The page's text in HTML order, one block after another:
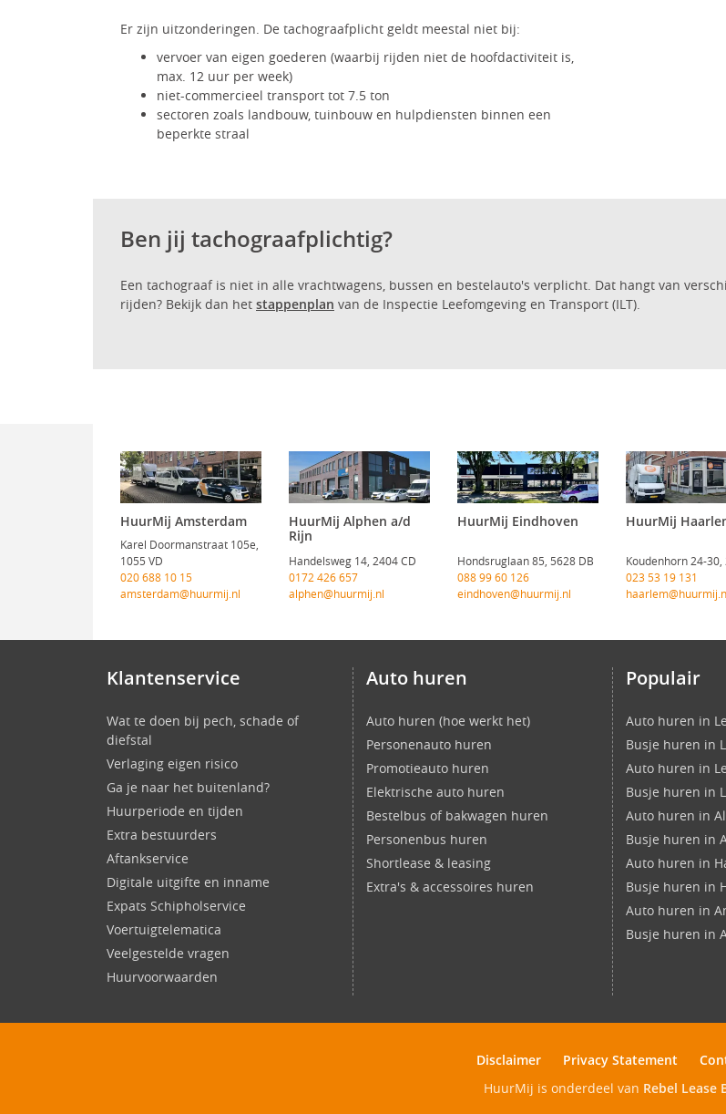
Er zijn uitzonderingen. De tachograafplicht geldt meestal niet bij:
vervoer van eigen goederen (waarbij rijden niet de hoofdactiviteit is,
max. 12 uur per week)
niet-commercieel transport tot 7.5 ton
sectoren zoals landbouw, tuinbouw en hulpdiensten binnen een
beperkte straal
Ben jij tachograafplichtig?
Een tachograaf is niet in alle vrachtwagens, bussen en bestelauto's verplicht. Dat hangt van
rijden? Bekijk dan het stappenplan van de Inspectie Leefomgeving en Transport (ILT).
HuurMij Amsterdam
Karel Doormanstraat 105e,
1055 VD
020 688 10 15
amsterdam@huurmij.nl
HuurMij Alphen a/d
Rijn
Handelsweg 14, 2404 CD
0172 426 657
alphen@huurmij.nl
HuurMij Eindhoven
Hondsruglaan 85, 5628 DB
088 99 60 126
eindhoven@huurmij.nl
HuurMij
Koudenhorn 24-30,
023 53 19 131
Klantenservice
Wat te doen bij pech, schade of
diefstal
Verlaging eigen risico
Ga je naar het buitenland?
Huurperiode en tijden
Extra bestuurders
Aftankservice
Digitale uitgifte en inname
Expats Schipholservice
Voertuigtelematica
Veelgestelde vragen
Huurvoorwaarden
Auto huren
Auto huren (hoe werkt het)
Personenauto huren
Promotieauto huren
Elektrische auto huren
Bestelbus of bakwagen huren
Personenbus huren
Shortlease & leasing
Extra's & accessoires huren
Populair
Auto huren in
Busje huren in
Auto huren in
Busje huren in
Auto huren in
Busje huren in
Auto huren in
Busje huren in
Auto huren in
Busje huren in
Disclaimer Privacy Statement
HuurMij is onderdeel van Rebel Lease